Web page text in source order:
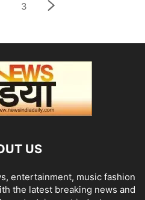
3
US
entertainment, music fashion
the latest breaking news and